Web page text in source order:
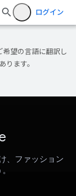
ログイン
希望の言語に翻訳し
ります。
、ファッション